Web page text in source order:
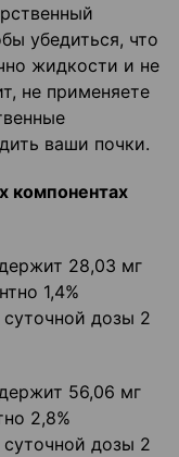
убедиться, что
жидкости и не
не применяете
ваши почки.
компонентах
28,03 мг
1,4%
дозы 2
56,06 мг
2,8%
дозы 2